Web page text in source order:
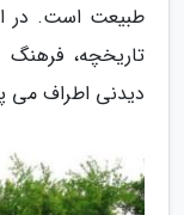
طبیعت است. در
تاریخچه،
دیدنی اطراف می